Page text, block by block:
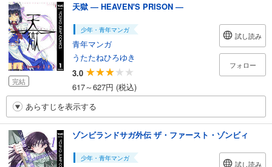
完結
天獄 ― HEAVEN'S PRISON ―
少年・青年マンガ
青年マンガ
うたたねひろゆき
3.0
617～627円 (税込)
試し読み
フォロー
あらすじを表示する
ゾンビランドサガ外伝 ザ・ファースト・ゾンビィ
少年・青年マンガ
試し読み